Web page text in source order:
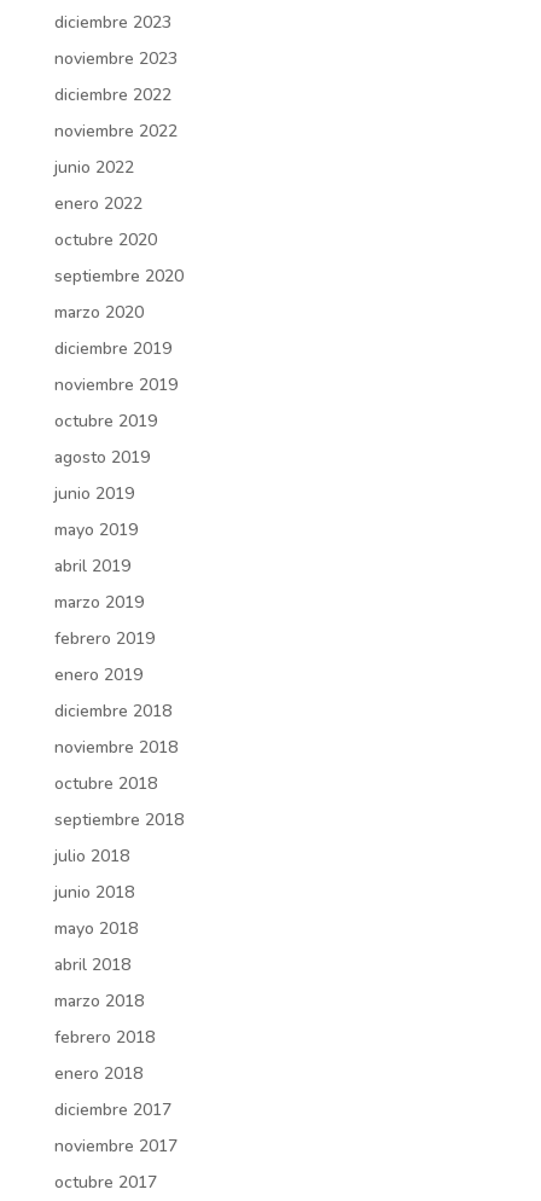
diciembre 2023
noviembre 2023
diciembre 2022
noviembre 2022
junio 2022
enero 2022
octubre 2020
septiembre 2020
marzo 2020
diciembre 2019
noviembre 2019
octubre 2019
agosto 2019
junio 2019
mayo 2019
abril 2019
marzo 2019
febrero 2019
enero 2019
diciembre 2018
noviembre 2018
octubre 2018
septiembre 2018
julio 2018
junio 2018
mayo 2018
abril 2018
marzo 2018
febrero 2018
enero 2018
diciembre 2017
noviembre 2017
octubre 2017